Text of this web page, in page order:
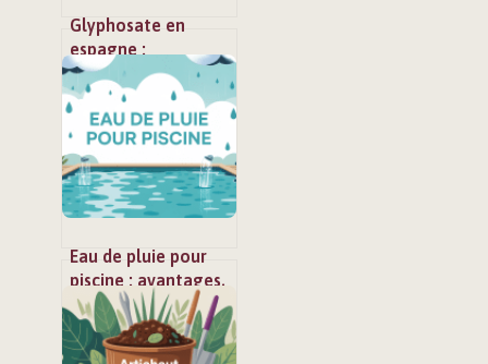
Glyphosate en
espagne :
réglementation,
usages et impacts
en 2025
Eau de pluie pour
piscine : avantages,
risques et bonnes
pratiques